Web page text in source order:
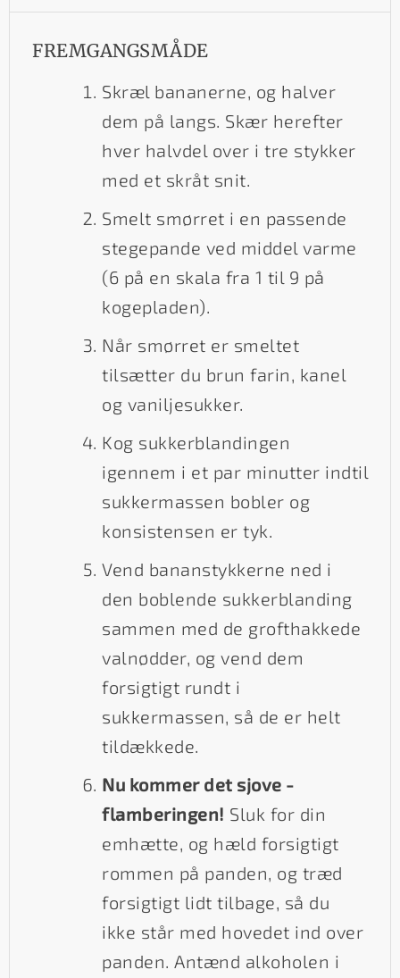
FREMGANGSMÅDE
Skræl bananerne, og halver
dem på langs. Skær herefter
hver halvdel over i tre stykker
med et skråt snit.
Smelt smørret i en passende
stegepande ved middel varme
(6 på en skala fra 1 til 9 på
kogepladen).
Når smørret er smeltet
tilsætter du brun farin, kanel
og vaniljesukker.
Kog sukkerblandingen
igennem i et par minutter indtil
sukkermassen bobler og
konsistensen er tyk.
Vend bananstykkerne ned i
den boblende sukkerblanding
sammen med de grofthakkede
valnødder, og vend dem
forsigtigt rundt i
sukkermassen, så de er helt
tildækkede.
Nu kommer det sjove -
flamberingen! Sluk for din
emhætte, og hæld forsigtigt
rommen på panden, og træd
forsigtigt lidt tilbage, så du
ikke står med hovedet ind over
panden. Antænd alkoholen i